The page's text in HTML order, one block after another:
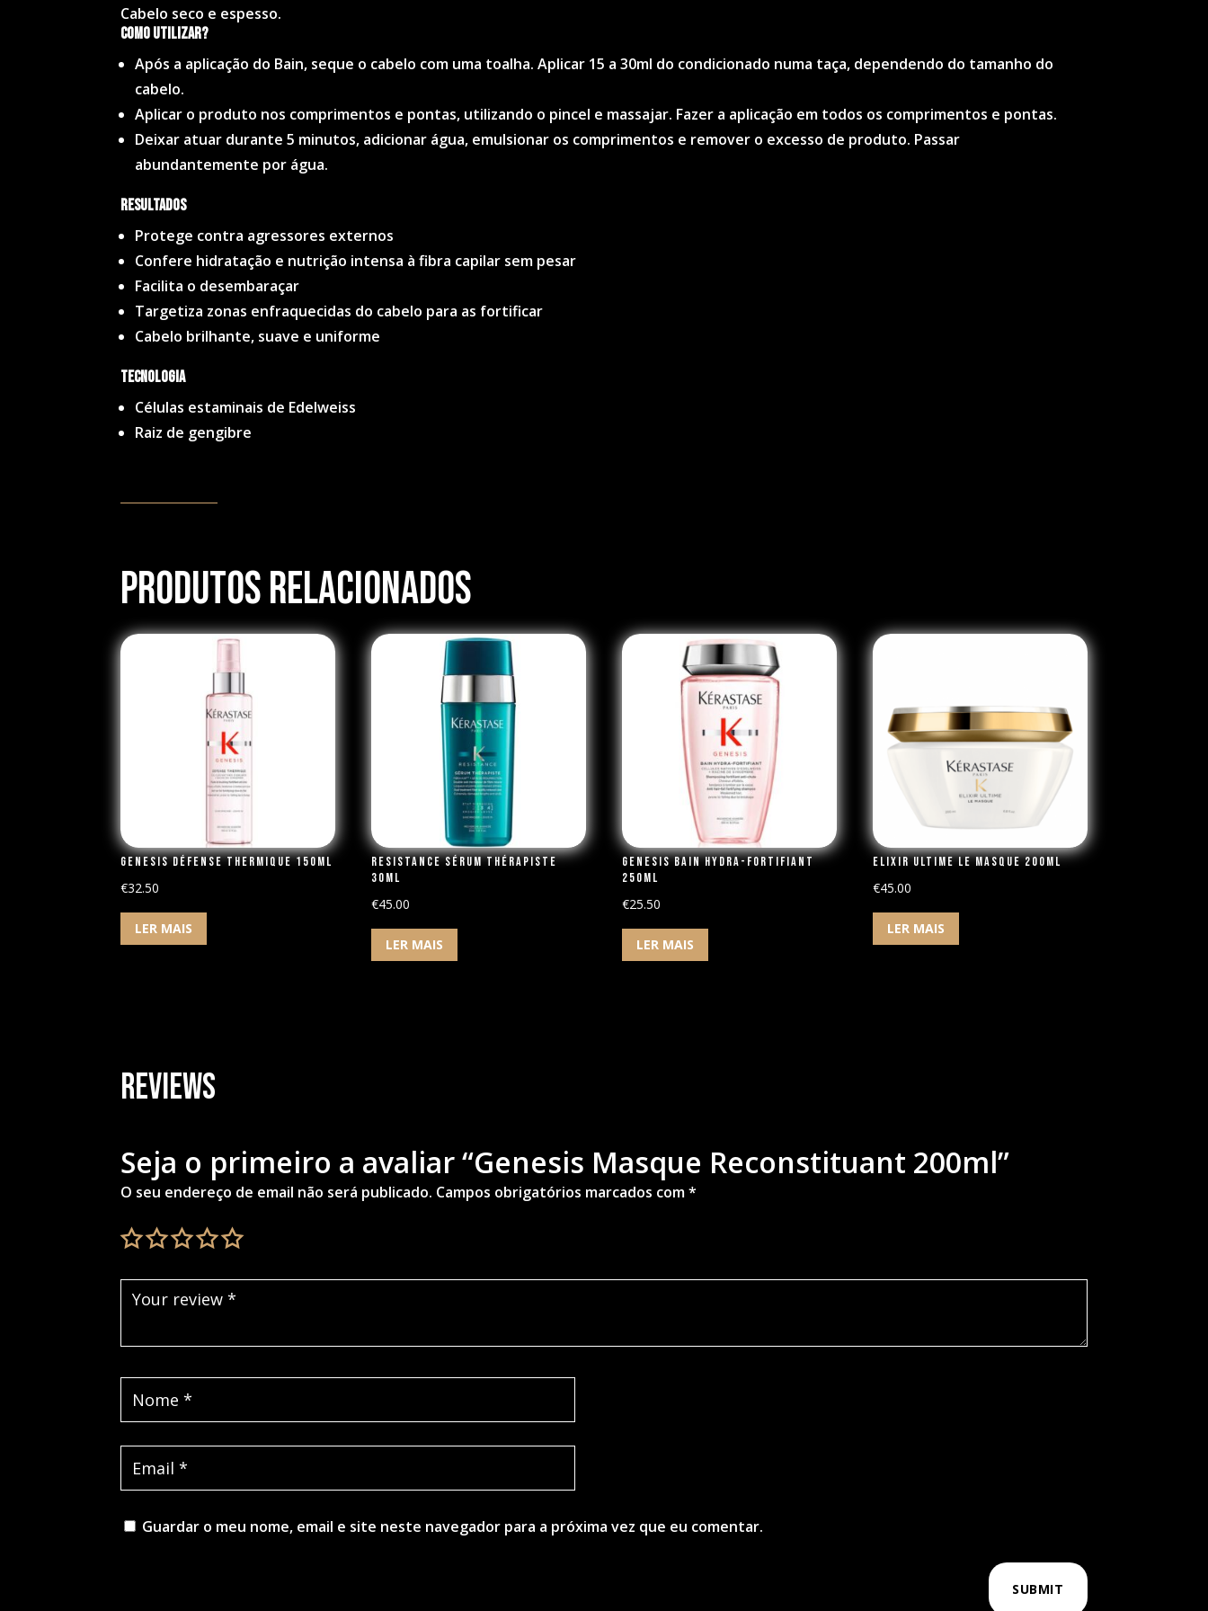
Cabelo seco e espesso.
Como utilizar?
Após a aplicação do Bain, seque o cabelo com uma toalha. Aplicar 15 a 30ml do condicionado numa taça, dependendo do tamanho do
cabelo.
Aplicar o produto nos comprimentos e pontas, utilizando o pincel e massajar. Fazer a aplicação em todos os comprimentos e pontas.
Deixar atuar durante 5 minutos, adicionar água, emulsionar os comprimentos e remover o excesso de produto. Passar
abundantemente por água.
Resultados
Protege contra agressores externos
Confere hidratação e nutrição intensa à fibra capilar sem pesar
Facilita o desembaraçar
Targetiza zonas enfraquecidas do cabelo para as fortificar
Cabelo brilhante, suave e uniforme
Tecnologia
Células estaminais de Edelweiss
Raiz de gengibre
Produtos Relacionados
Genesis Défense Thermique 150ml
€32.50
LER MAIS
Resistance Sérum Thérapiste
30ml
€45.00
LER MAIS
Genesis Bain Hydra-Fortifiant
250ml
€25.50
LER MAIS
Elixir Ultime Le Masque 200ml
€45.00
LER MAIS
Reviews
Seja o primeiro a avaliar “Genesis Masque Reconstituant 200ml”
O seu endereço de email não será publicado. Campos obrigatórios marcados com*
Guardar o meu nome, email e site neste navegador para a próxima vez que eu comentar.
SUBMIT